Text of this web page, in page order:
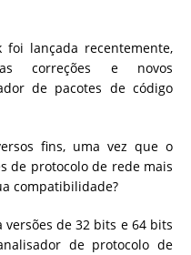
foi lançada recentemente,
correções e novos
de pacotes de código
fins, uma vez que o
de protocolo de rede mais
compatibilidade?
de 32 bits e 64 bits
de protocolo de